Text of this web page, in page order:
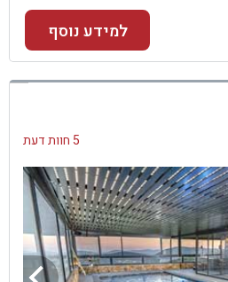
למידע נוסף
5 חוות דעת